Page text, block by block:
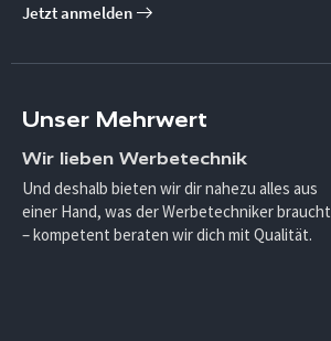
Jetzt anmelden
Unser Mehrwert
Wir lieben Werbetechnik
Und deshalb bieten wir dir nahezu alles aus
einer Hand, was der Werbetechniker braucht
– kompetent beraten wir dich mit Qualität.